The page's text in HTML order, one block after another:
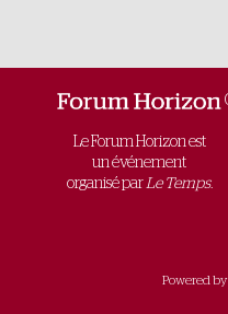
Le Forum Horizon est
un événement
organisé parLe Temps.
Powered by